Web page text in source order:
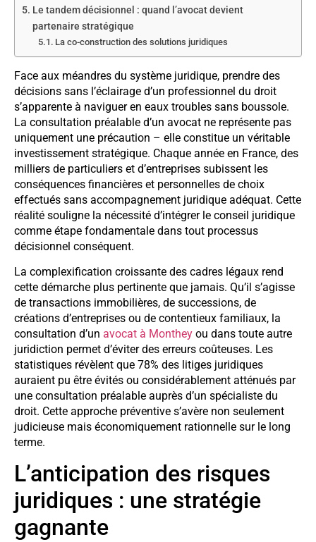
Le tandem décisionnel : quand l’avocat devient
partenaire stratégique
La co-construction des solutions juridiques
Face aux méandres du système juridique, prendre des
décisions sans l’éclairage d’un professionnel du droit
s’apparente à naviguer en eaux troubles sans boussole.
La consultation préalable d’un avocat ne représente pas
uniquement une précaution – elle constitue un véritable
investissement stratégique. Chaque année en France, des
milliers de particuliers et d’entreprises subissent les
conséquences financières et personnelles de choix
effectués sans accompagnement juridique adéquat. Cette
réalité souligne la nécessité d’intégrer le conseil juridique
comme étape fondamentale dans tout processus
décisionnel conséquent.
La complexification croissante des cadres légaux rend
cette démarche plus pertinente que jamais. Qu’il s’agisse
de transactions immobilières, de successions, de
créations d’entreprises ou de contentieux familiaux, la
consultation d’un avocat à Monthey ou dans toute autre
juridiction permet d’éviter des erreurs coûteuses. Les
statistiques révèlent que 78% des litiges juridiques
auraient pu être évités ou considérablement atténués par
une consultation préalable auprès d’un spécialiste du
droit. Cette approche préventive s’avère non seulement
judicieuse mais économiquement rationnelle sur le long
terme.
L’anticipation des risques
juridiques : une stratégie
gagnante